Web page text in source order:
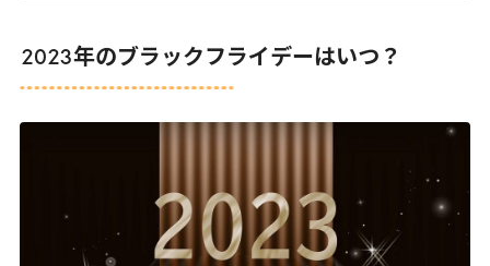
2023年のブラックフライデーはいつ？